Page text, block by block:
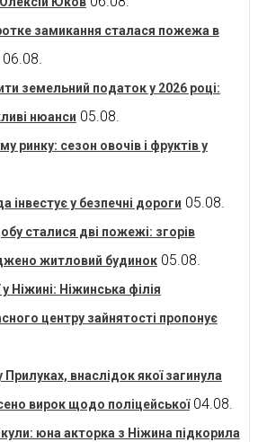
замикання сталася пожежа в
06.08.
земельний податок у 2026 році:
нюанси 05.08.
ринку: сезон овочів і фруктів у
інвестує у безпечні дороги 05.08.
сталися дві пожежі: згорів
житловий будинок 05.08.
у Ніжині: Ніжинська філія
центру зайнятості пропонує
внаслідок якої загинула
вирок щодо поліцейської 04.08.
юна акторка з Ніжина підкорила